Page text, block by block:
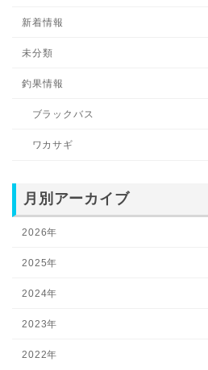
新着情報
未分類
釣果情報
ブラックバス
ワカサギ
月別アーカイブ
2026年
2025年
2024年
2023年
2022年